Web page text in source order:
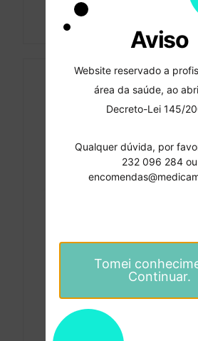
Aviso
Website reservado a
área da saúde, ao
Decreto-Lei 145/
Qualquer dúvida, por
232 096 284 ou
Tomei
Continuar.